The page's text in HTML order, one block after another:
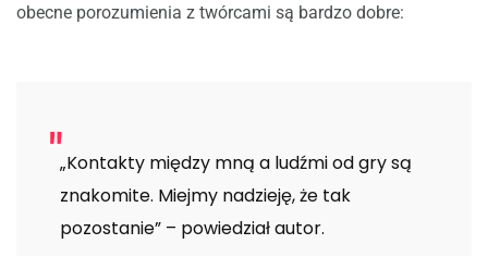
obecne porozumienia z twórcami są bardzo dobre:
„Kontakty między mną a ludźmi od gry są
znakomite. Miejmy nadzieję, że tak
pozostanie” – powiedział autor.